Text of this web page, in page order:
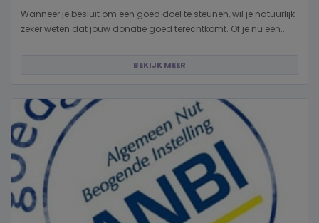
Wanneer je besluit om een goed doel te steunen, wil je natuurlijk
zeker weten dat jouw donatie goed terechtkomt. Of je nu een...
BEKIJK MEER